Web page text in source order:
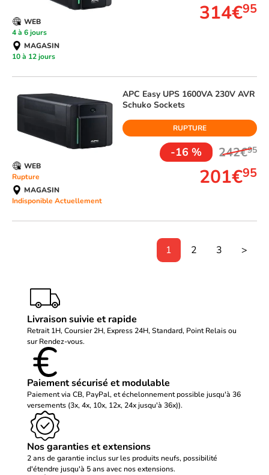
314€95
WEB
4 à 6 jours
MAGASIN
10 à 12 jours
APC Easy UPS 1600VA 230V AVR
Schuko Sockets
RUPTURE
-16 % 242€95
201€95
WEB
Rupture
MAGASIN
Indisponible Actuellement
1 2 3 >
Livraison suivie et rapide
Retrait 1H, Coursier 2H, Express 24H, Standard, Point Relais ou
sur Rendez-vous.
Paiement sécurisé et modulable
Paiement via CB, PayPal, et échelonnement possible jusqu'à 36
versements (3x, 4x, 10x, 12x, 24x jusqu'à 36x)).
Nos garanties et extensions
2 ans de garantie inclus sur les produits neufs, possibilité
d'étendre jusqu'à 5 ans avec nos extensions.